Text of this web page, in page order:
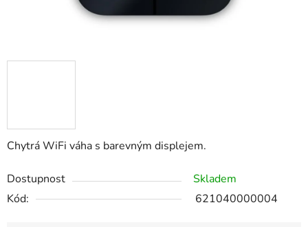
Chytrá WiFi váha s barevným displejem.
Dostupnost
Skladem
Kód:
621040000004